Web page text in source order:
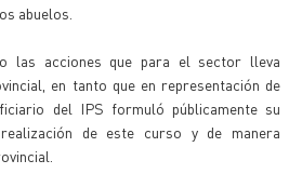
abuelos.
las acciones que para el sector lleva
en tanto que en representación de
del IPS formuló públicamente su
de este curso y de manera